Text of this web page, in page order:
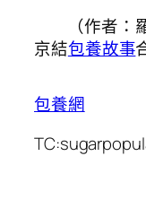
（作者：
京結包養故事
包養網